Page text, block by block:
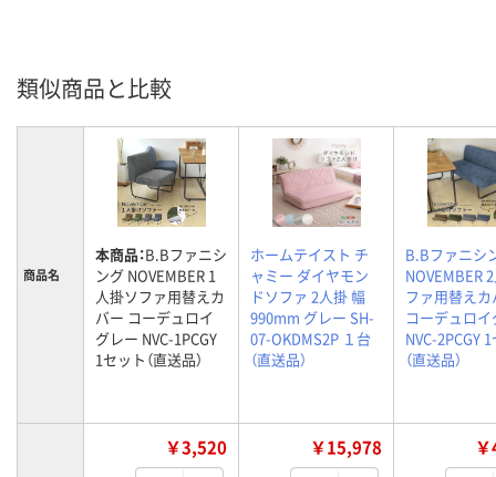
類似商品と比較
商品名
本商品：B.Bファニシ
ング NOVEMBER 1
人掛ソファ用替えカ
バー コーデュロイ
グレー NVC-1PCGY
1セット（直送品）
ホームテイスト チ
ャミー ダイヤモン
ドソファ 2人掛 幅
990mm グレー SH-
07-OKDMS2P １台
（直送品）
B.Bファニシ
NOVEMBER
ファ用替えカ
コーデュロ
NVC-2PCGY
（直送品）
￥3,520 ￥15,978